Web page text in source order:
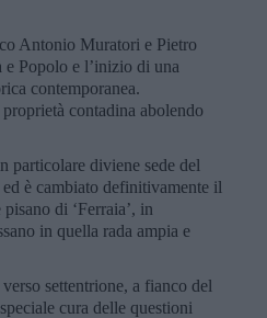
Antonio Muratori e Pietro
Popolo e l’inizio di una
contemporanea.
contadina abolendo
particolare diviene sede del
è cambiato definitivamente il
di ‘Ferraia’, in
in quella rada ampia e
settentrione, a fianco del
cura delle questioni